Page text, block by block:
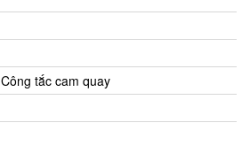
tắc cam quay